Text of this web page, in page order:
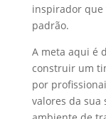
inspirador que
padrão.
A meta aqui é
construir um
por
valores da sua